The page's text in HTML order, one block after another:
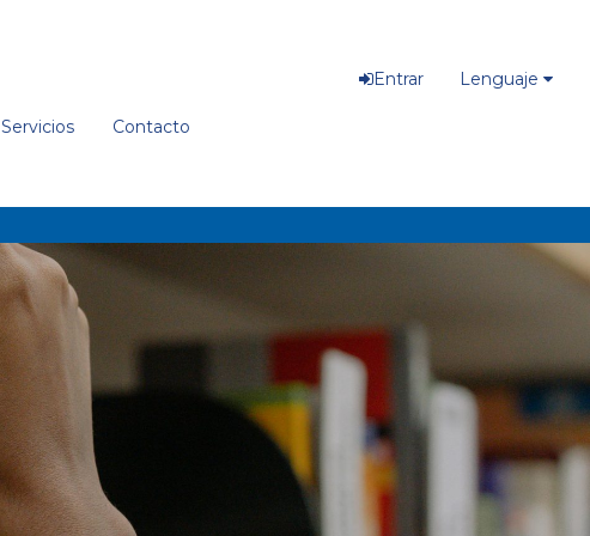
Servicios Contacto
Entrar Lenguaje